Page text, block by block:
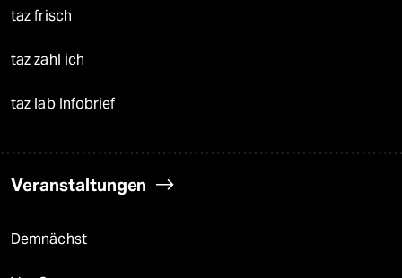
taz frisch
taz zahl ich
taz lab Infobrief
Veranstaltungen
Demnächst